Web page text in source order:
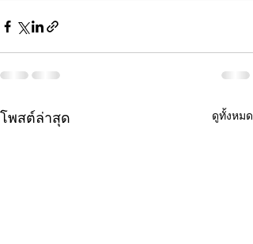
โพสต์ล่าสุด ดูทั้งหมด